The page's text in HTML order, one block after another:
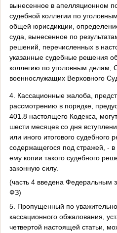
вынесенное в апелляционном
судебной коллегии по
общей юрисдикции,
суда, вынесенное по
решений, перечисленных в
указанные судебные решения
коллегию по уголовным делам,
военнослужащих Верховного
4. Кассационные жалоба,
рассмотрению в порядке,
401.8 настоящего Кодекса,
шести месяцев со дня
или иного итогового судебного
содержащегося под стражей, - в
ему копии такого судебного
законную силу.
(часть 4 введена Федеральным
ФЗ)
5. Пропущенный по
кассационного обжалования,
четвертой настоящей статьи,